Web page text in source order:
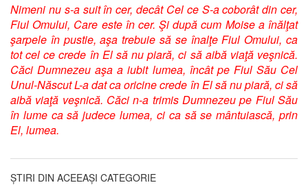
Nimeni nu s-a suit în cer, decât Cel ce S-a coborât din cer,
Fiul Omului, Care este în cer. Şi după cum Moise a înălţat
şarpele în pustie, aşa trebuie să se înalţe Fiul Omului, ca
tot cel ce crede în El să nu piară, ci să aibă viaţă veşnică.
Căci Dumnezeu aşa a iubit lumea, încât pe Fiul Său Cel
Unul-Născut L-a dat ca oricine crede în El să nu piară, ci să
aibă viaţă veşnică. Căci n-a trimis Dumnezeu pe Fiul Său
în lume ca să judece lumea, ci ca să se mântuiască, prin
El, lumea.
ȘTIRI DIN ACEEAȘI CATEGORIE